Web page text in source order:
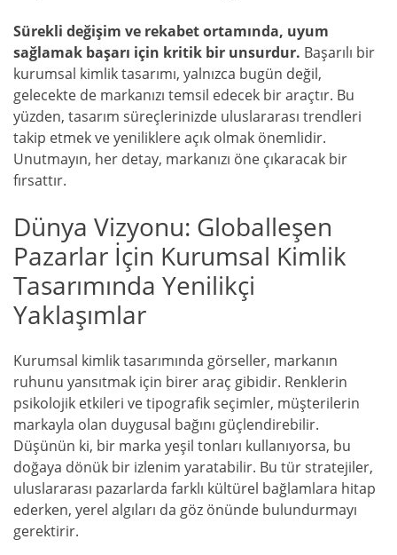
Sürekli değişim ve rekabet ortamında, uyum
sağlamak başarı için kritik bir unsurdur. Başarılı bir
kurumsal kimlik tasarımı, yalnızca bugün değil,
gelecekte de markanızı temsil edecek bir araçtır. Bu
yüzden, tasarım süreçlerinizde uluslararası trendleri
takip etmek ve yeniliklere açık olmak önemlidir.
Unutmayın, her detay, markanızı öne çıkaracak bir
fırsattır.
Dünya Vizyonu: Globalleşen
Pazarlar İçin Kurumsal Kimlik
Tasarımında Yenilikçi
Yaklaşımlar
Kurumsal kimlik tasarımında görseller, markanın
ruhunu yansıtmak için birer araç gibidir. Renklerin
psikolojik etkileri ve tipografik seçimler, müşterilerin
markayla olan duygusal bağını güçlendirebilir.
Düşünün ki, bir marka yeşil tonları kullanıyorsa, bu
doğaya dönük bir izlenim yaratabilir. Bu tür stratejiler,
uluslararası pazarlarda farklı kültürel bağlamlara hitap
ederken, yerel algıları da göz önünde bulundurmayı
gerektirir.